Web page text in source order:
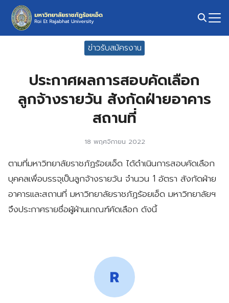
Skip
content
ข่าวรับสมัครงาน
ประกาศผลการสอบคัดเลือก
ลูกจ้างรายวัน สังกัดฝ่ายอาคาร
สถานที่
18 พฤศจิกายน 2022
ตามที่มหาวิทยาลัยราชภัฏร้อยเอ็ด ได้ดำเนินการสอบคัดเลือก
บุคคลเพื่อบรรจุเป็นลูกจ้างรายวัน จำนวน 1 อัตรา สังกัดฝ่าย
อาคารและสถานที่ มหาวิทยาลัยราชภัฏร้อยเอ็ด มหาวิทยาลัยฯ
จึงประกาศรายชื่อผู้ฝ่านเกณฑ์คัดเลือก ดังนี้